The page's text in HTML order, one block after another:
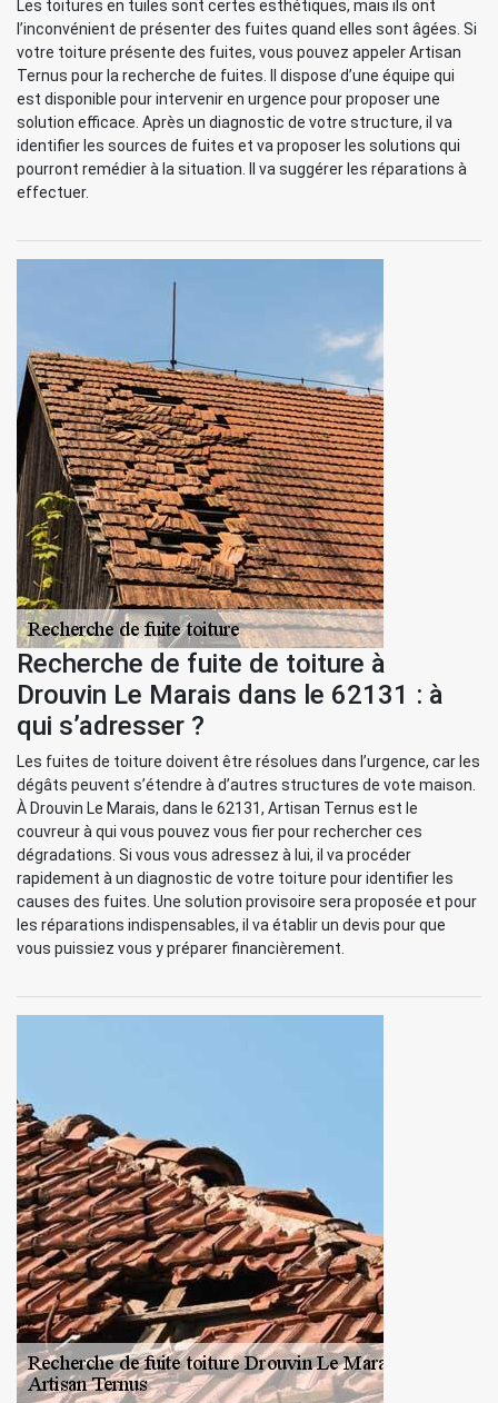
Les toitures en tuiles sont certes esthétiques, mais ils ont
l’inconvénient de présenter des fuites quand elles sont âgées. Si
votre toiture présente des fuites, vous pouvez appeler Artisan
Ternus pour la recherche de fuites. Il dispose d’une équipe qui
est disponible pour intervenir en urgence pour proposer une
solution efficace. Après un diagnostic de votre structure, il va
identifier les sources de fuites et va proposer les solutions qui
pourront remédier à la situation. Il va suggérer les réparations à
effectuer.
Recherche de fuite de toiture à
Drouvin Le Marais dans le 62131 : à
qui s’adresser ?
Les fuites de toiture doivent être résolues dans l’urgence, car les
dégâts peuvent s’étendre à d’autres structures de vote maison.
À Drouvin Le Marais, dans le 62131, Artisan Ternus est le
couvreur à qui vous pouvez vous fier pour rechercher ces
dégradations. Si vous vous adressez à lui, il va procéder
rapidement à un diagnostic de votre toiture pour identifier les
causes des fuites. Une solution provisoire sera proposée et pour
les réparations indispensables, il va établir un devis pour que
vous puissiez vous y préparer financièrement.